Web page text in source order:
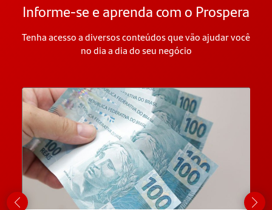
Informe-se e aprenda com o Prospera
Tenha acesso a diversos conteúdos que vão ajudar você
no dia a dia do seu negócio